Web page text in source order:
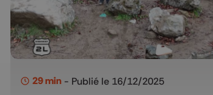
29 min - Publié le 16/12/2025